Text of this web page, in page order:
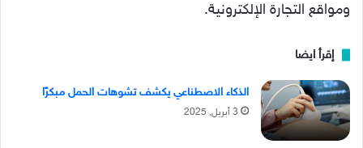
ومواقع التجارة الإلكترونية.
إقرأ ايضا
الذكاء الاصطناعي يكشف تشوهات الحمل مبكرًا
3 أبريل, 2025